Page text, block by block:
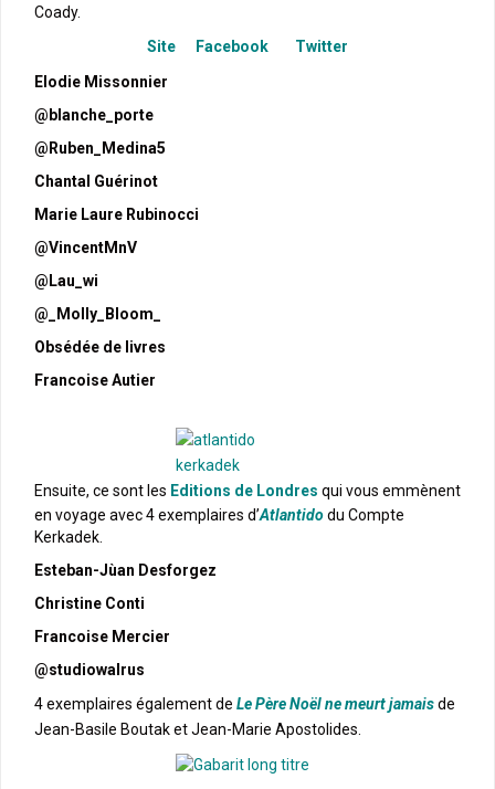
Coady.
Site Facebook Twitter
Elodie Missonnier
@blanche_porte
@Ruben_Medina5
Chantal Guérinot
Marie Laure Rubinocci
@VincentMnV
@Lau_wi
@_Molly_Bloom_
Obsédée de livres
Francoise Autier
Ensuite, ce sont les Editions de Londres qui vous emmènent
en voyage avec 4 exemplaires d’Atlantidodu Compte
Kerkadek.
Esteban-Jùan Desforgez
Christine Conti
Francoise Mercier
@studiowalrus
4 exemplaires également de Le Père Noël ne meurt jamaisde
Jean-Basile Boutak et Jean-Marie Apostolides.